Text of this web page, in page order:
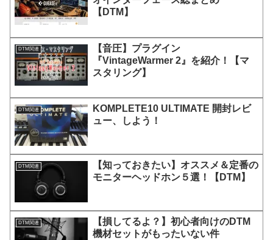
【DTM】
DTM関連
【音圧】プラグイン
『VintageWarmer 2』を紹介！【マ
スタリング】
DTM関連
KOMPLETE10 ULTIMATE 開封レビ
ュー、しよう！
DTM関連
【知っておきたい】オススメ＆定番の
モニターヘッドホン５選！【DTM】
DTM関連
【損してるよ？】初心者向けのDTM
機材セットがもったいない件